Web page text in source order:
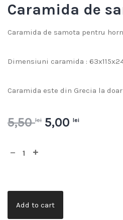
Caramida de
Caramida de samota pentru
Dimensiuni caramida :
Caramida este din Grecia la
5,50lei 5,00 lei
Add to cart